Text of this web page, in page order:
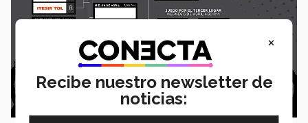
×
Recibe nuestro newsletter de
noticias: